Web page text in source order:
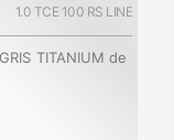
1.0 TCE 100 RS LINE
TITANIUM de